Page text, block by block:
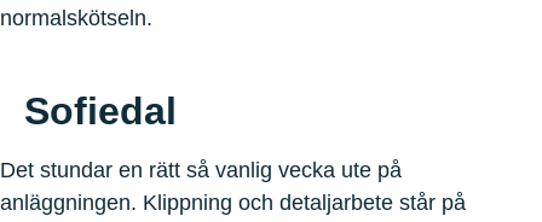
normalskötseln.
Sofiedal
Det stundar en rätt så vanlig vecka ute på
anläggningen. Klippning och detaljarbete står på